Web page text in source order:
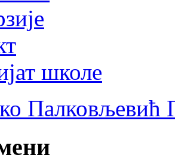
школе
Палковљевић